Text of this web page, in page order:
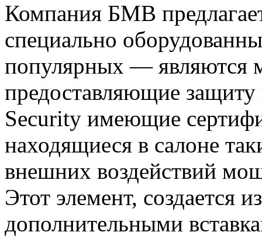
Компания БМВ
специально
популярных — являются
предоставляющие
Security имеющие
находящиеся в салоне
внешних воздействий
Этот элемент, создается
дополнительными